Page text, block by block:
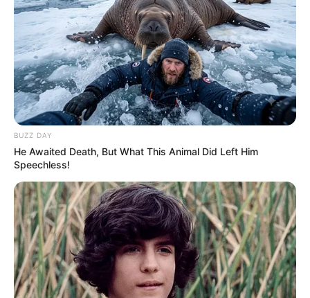
BUZZ DAY
He Awaited Death, But What This Animal Did Left Him
Speechless!